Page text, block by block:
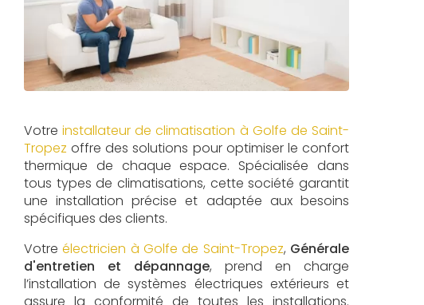
Votreinstallateur de climatisation à Golfe de Saint-
Tropez offre des solutions pour optimiser le confort
thermique de chaque espace. Spécialisée dans
tous types de climatisations, cette société garantit
une installation précise et adaptée aux besoins
spécifiques des clients.
Votreélectricien à Golfe de Saint-Tropez, Générale
d'entretien et dépannage, prend en charge
l’installation de systèmes électriques extérieurs et
assure la conformité de toutes les installations.